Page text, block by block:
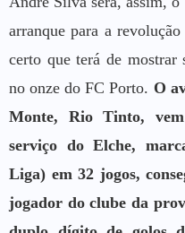
arranque para a
certo que terá de
no onze do FC Porto. O
Monte, Rio Tinto,
serviço do Elche,
Liga) em 32 jogos,
jogador do clube da